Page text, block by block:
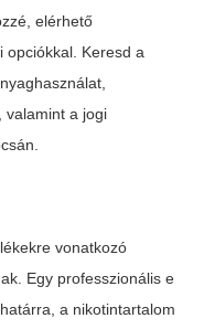
elérhető
opciókkal. Keresd a
valamint a jogi
vonatkozó
Egy professzionális e
a nikotintartalom